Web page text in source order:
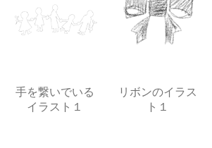
手を繋いでいる
イラスト１
リボンのイラス
ト１